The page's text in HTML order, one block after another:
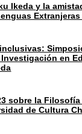
Ikeda y la
en
sobre la
de Cultura